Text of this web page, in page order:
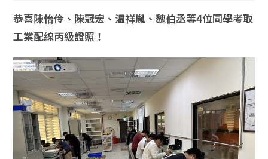
恭喜陳怡伶、陳冠宏、温祥胤、魏伯丞等4位同學考取
工業配線丙級證照！